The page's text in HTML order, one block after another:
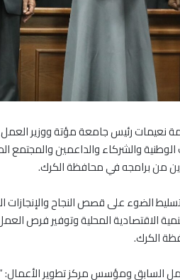
نعيمات رئيس جامعة مؤتة ووزير
من برامجه في محافظة الكرك.
الضوء على قصص النجاح
الاقتصادية المحلية وتوفير فرص
الكرك.